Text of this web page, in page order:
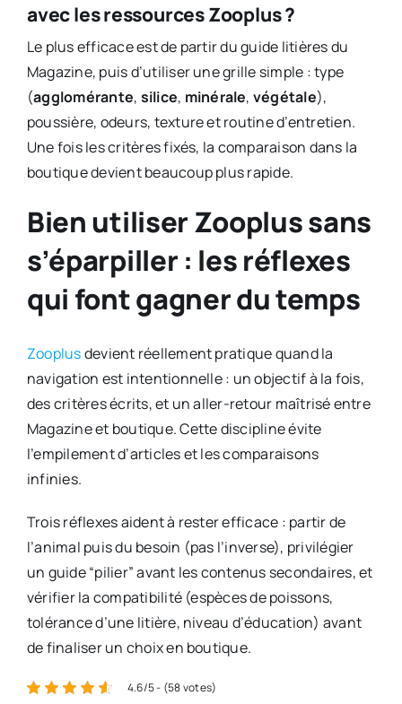
avec les ressources Zooplus ?
Le plus efficace est de partir du guide litières du
Magazine, puis d’utiliser une grille simple : type
(agglomérante, silice, minérale, végétale),
poussière, odeurs, texture et routine d’entretien.
Une fois les critères fixés, la comparaison dans la
boutique devient beaucoup plus rapide.
Bien utiliser Zooplus sans
s’éparpiller : les réflexes
qui font gagner du temps
Zooplusdevient réellement pratique quand la
navigation est intentionnelle : un objectif à la fois,
des critères écrits, et un aller-retour maîtrisé entre
Magazine et boutique. Cette discipline évite
l’empilement d’articles et les comparaisons
infinies.
Trois réflexes aident à rester efficace : partir de
l’animal puis du besoin (pas l’inverse), privilégier
un guide “pilier” avant les contenus secondaires, et
vérifier la compatibilité (espèces de poissons,
tolérance d’une litière, niveau d’éducation) avant
de finaliser un choix en boutique.
4.6/5 - (58 votes)